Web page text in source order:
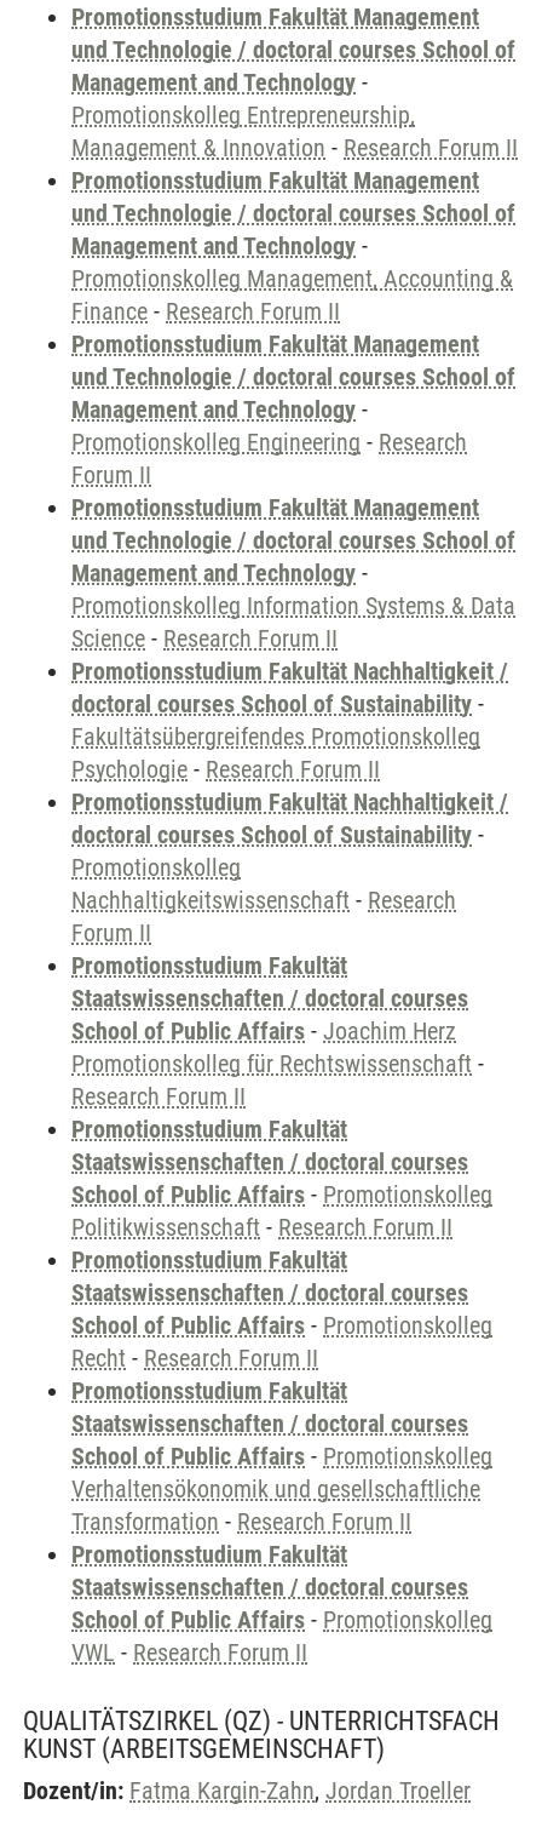
Promotionsstudium Fakultät Management
und Technologie / doctoral courses School of
Management and Technology -
Promotionskolleg Entrepreneurship,
Management & Innovation - Research Forum II
Promotionsstudium Fakultät Management
und Technologie / doctoral courses School of
Management and Technology -
Promotionskolleg Management, Accounting &
Finance - Research Forum II
Promotionsstudium Fakultät Management
und Technologie / doctoral courses School of
Management and Technology -
Promotionskolleg Engineering - Research
Forum II
Promotionsstudium Fakultät Management
und Technologie / doctoral courses School of
Management and Technology -
Promotionskolleg Information Systems & Data
Science - Research Forum II
Promotionsstudium Fakultät Nachhaltigkeit /
doctoral courses School of Sustainability -
Fakultätsübergreifendes Promotionskolleg
Psychologie - Research Forum II
Promotionsstudium Fakultät Nachhaltigkeit /
doctoral courses School of Sustainability -
Promotionskolleg
Nachhaltigkeitswissenschaft - Research
Forum II
Promotionsstudium Fakultät
Staatswissenschaften / doctoral courses
School of Public Affairs - Joachim Herz
Promotionskolleg für Rechtswissenschaft -
Research Forum II
Promotionsstudium Fakultät
Staatswissenschaften / doctoral courses
School of Public Affairs - Promotionskolleg
Politikwissenschaft - Research Forum II
Promotionsstudium Fakultät
Staatswissenschaften / doctoral courses
School of Public Affairs - Promotionskolleg
Recht - Research Forum II
Promotionsstudium Fakultät
Staatswissenschaften / doctoral courses
School of Public Affairs - Promotionskolleg
Verhaltensökonomik und gesellschaftliche
Transformation - Research Forum II
Promotionsstudium Fakultät
Staatswissenschaften / doctoral courses
School of Public Affairs - Promotionskolleg
VWL - Research Forum II
QUALITÄTSZIRKEL (QZ) - UNTERRICHTSFACH
KUNST (ARBEITSGEMEINSCHAFT)
Dozent/in: Fatma Kargin-Zahn, Jordan Troeller